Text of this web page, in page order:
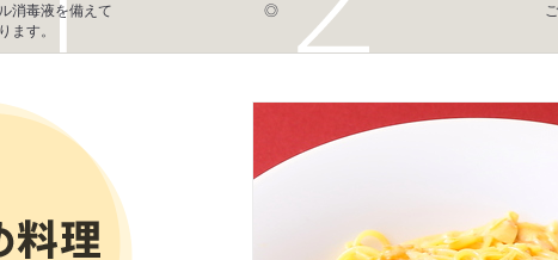
消毒液を備えて
ます。
◎